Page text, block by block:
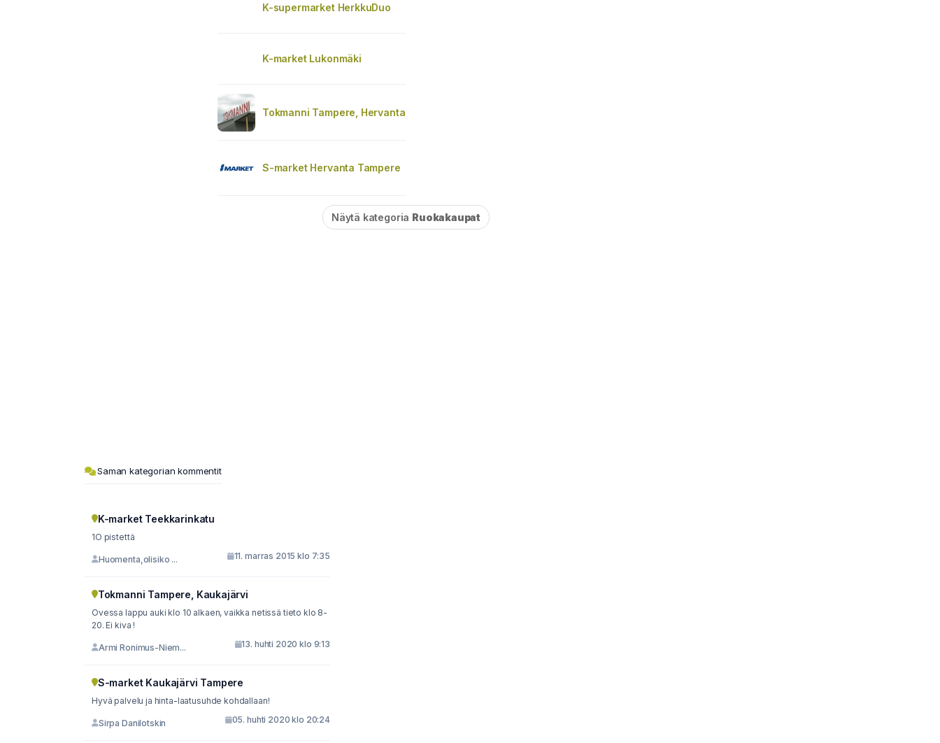
K-supermarket HerkkuDuo
K-market Lukonmäki
Tokmanni Tampere, Hervanta
S-market Hervanta Tampere
Näytä kategoria Ruokakaupat
Saman kategorian kommentit
K-market Teekkarinkatu
1O pistettä
Huomenta,olisiko ... 11. marras 2015 klo 7:35
Tokmanni Tampere, Kaukajärvi
Ovessa lappu auki klo 10 alkaen, vaikka netissä tieto klo 8-
20. Ei kiva !
Armi Ronimus-Niem... 13. huhti 2020 klo 9:13
S-market Kaukajärvi Tampere
Hyvä palvelu ja hinta-laatusuhde kohdallaan!
Sirpa Danilotskin 05. huhti 2020 klo 20:24